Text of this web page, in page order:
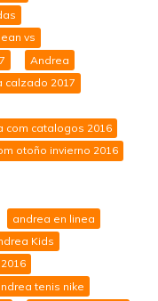
vs
Andrea
calzado 2017
com catalogos 2016
otoño invierno 2016
andrea en linea
Kids
tenis nike